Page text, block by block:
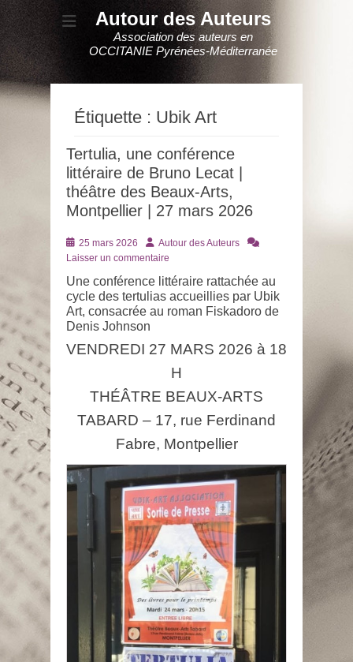
Autour des Auteurs
Association des auteurs en
OCCITANIE Pyrénées-Méditerranée
Étiquette : Ubik Art
Tertulia, une conférence
littéraire de Bruno Lecat |
théâtre des Beaux-Arts,
Montpellier | 27 mars 2026
Posté
le
25 mars 2026 AuteurAutour des Auteurs
Laisser un commentaire
Une conférence littéraire rattachée au
cycle des tertulias accueillies par Ubik
Art, consacrée au roman Fiskadoro de
Denis Johnson
VENDREDI 27 MARS 2026 à 18
H
THÉÂTRE BEAUX-ARTS
TABARD – 17, rue Ferdinand
Fabre, Montpellier